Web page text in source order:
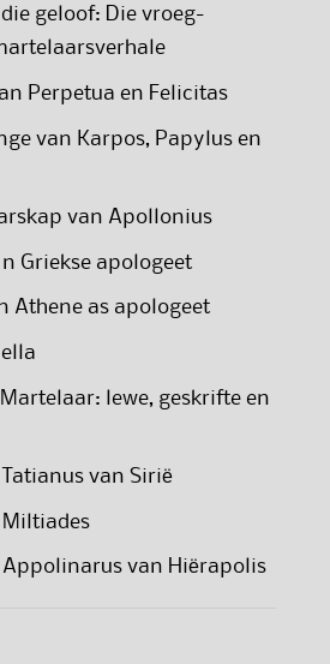
geloof: Die vroeg-
Perpetua en Felicitas
van Karpos, Papylus en
van Apollonius
Griekse apologeet
Athene as apologeet
lewe, geskrifte en
van Sirië
Miltiades
Appolinarus van Hiërapolis